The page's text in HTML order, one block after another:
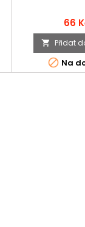
66
 Přidat
 Na